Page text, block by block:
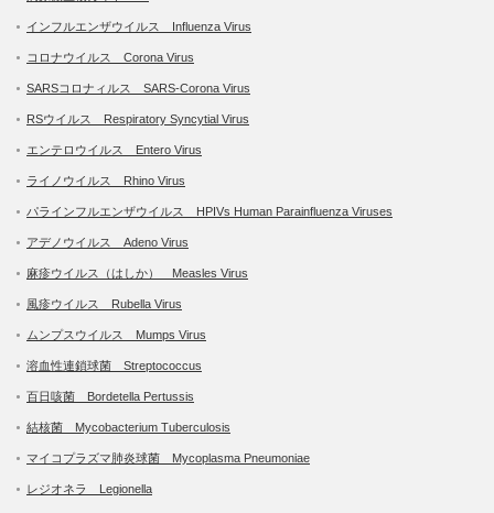
インフルエンザウイルス Influenza Virus
コロナウイルス Corona Virus
SARSコロナィルス SARS-Corona Virus
RSウイルス Respiratory Syncytial Virus
エンテロウイルス Entero Virus
ライノウイルス Rhino Virus
パラインフルエンザウイルス HPIVs Human Parainfluenza Viruses
アデノウイルス Adeno Virus
麻疹ウイルス（はしか） Measles Virus
風疹ウイルス Rubella Virus
ムンプスウイルス Mumps Virus
溶血性連鎖球菌 Streptococcus
百日咳菌 Bordetella Pertussis
結核菌 Mycobacterium Tuberculosis
マイコプラズマ肺炎球菌 Mycoplasma Pneumoniae
レジオネラ Legionella